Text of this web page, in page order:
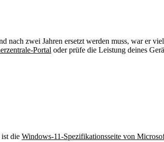
zwei Jahren ersetzt werden muss, war er
Portal oder prüfe die Leistung deines
die Windows-11-Spezifikationsseite von